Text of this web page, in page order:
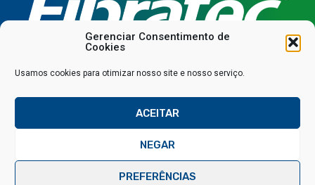
Gerenciar Consentimento de
Cookies
Usamos cookies para otimizar nosso site e nosso serviço.
ACEITAR
NEGAR
PREFERÊNCIAS
Fale conosco via WhatsApp
Downloads
Política de privacidade